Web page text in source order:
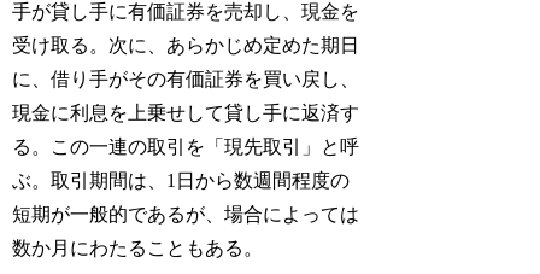
手が貸し手に有価証券を売却し、現金を
受け取る。次に、あらかじめ定めた期日
に、借り手がその有価証券を買い戻し、
現金に利息を上乗せして貸し手に返済す
る。この一連の取引を「現先取引」と呼
ぶ。取引期間は、1日から数週間程度の
短期が一般的であるが、場合によっては
数か月にわたることもある。